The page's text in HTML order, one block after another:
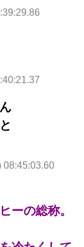
08:45:03.60
ーの総称。